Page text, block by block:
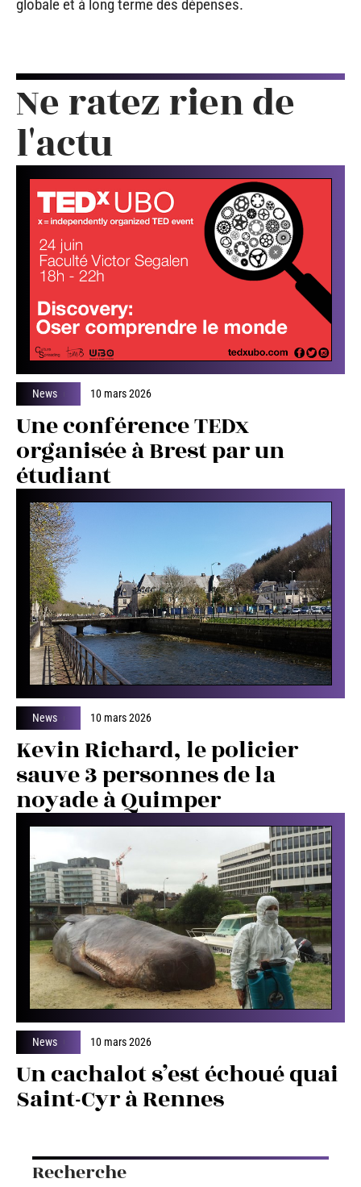
globale et à long terme des dépenses.
Ne ratez rien de
l'actu
News 10 mars 2026
Une conférence TEDx
organisée à Brest par un
étudiant
News 10 mars 2026
Kevin Richard, le policier
sauve 3 personnes de la
noyade à Quimper
News 10 mars 2026
Un cachalot s’est échoué quai
Saint-Cyr à Rennes
Recherche